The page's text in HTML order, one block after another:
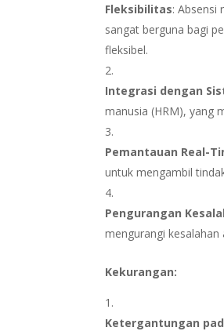
Fleksibilitas: Absensi
sangat berguna bagi
fleksibel.
Integrasi dengan
manusia (HRM), yang
Pemantauan Real-
untuk mengambil
Pengurangan
mengurangi
Kekurangan:
Ketergantungan